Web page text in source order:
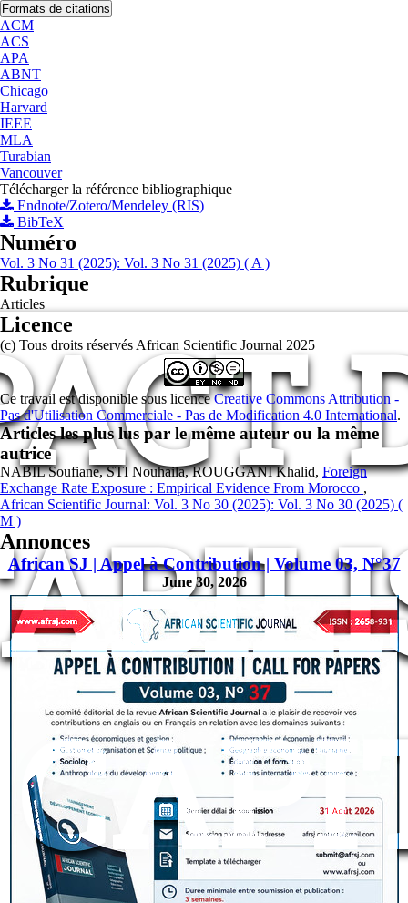
Formats de citations
ACM
ACS
APA
ABNT
Chicago
Harvard
IEEE
MLA
Turabian
Vancouver
Télécharger la référence bibliographique
Endnote/Zotero/Mendeley (RIS)
BibTeX
Numéro
Vol. 3 No 31 (2025): Vol. 3 No 31 (2025) ( A )
Rubrique
Articles
Licence
(c) Tous droits réservés African Scientific Journal 2025
Ce travail est disponible sous licenceCreative Commons Attribution -
Pas d'Utilisation Commerciale - Pas de Modification 4.0 International.
Articles les plus lus par le même auteur ou la même
autrice
NABIL Soufiane, STI Nouhaila, ROUGGANI Khalid, Foreign
Exchange Rate Exposure : Empirical Evidence From Morocco ,
African Scientific Journal: Vol. 3 No 30 (2025): Vol. 3 No 30 (2025) (
M )
Annonces
African SJ | Appel à Contribution | Volume 03, N°37
June 30, 2026